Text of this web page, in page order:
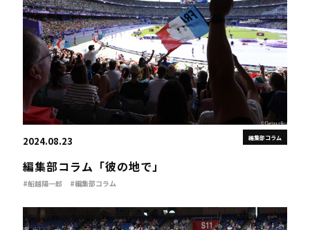
編集部コラム
2024.08.23
編集部コラム「彼の地で」
#船越陽一郎 #編集部コラム